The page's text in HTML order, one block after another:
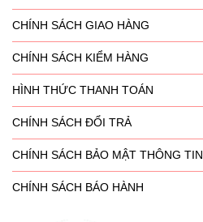
CHÍNH SÁCH GIAO HÀNG
CHÍNH SÁCH KIỂM HÀNG
HÌNH THỨC THANH TOÁN
CHÍNH SÁCH ĐỔI TRẢ
CHÍNH SÁCH BẢO MẬT THÔNG TIN
CHÍNH SÁCH BÁO HÀNH